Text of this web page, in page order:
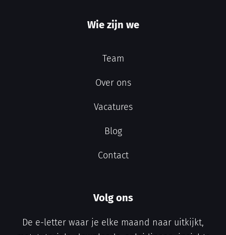
Wie zijn we
Team
Over ons
Vacatures
Blog
Contact
Volg ons
De e-letter waar je elke maand naar uitkijkt,